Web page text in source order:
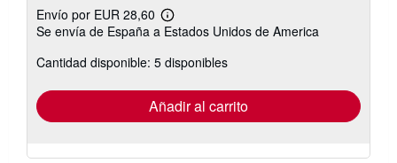
Envío por EUR 28,60
Más
información
las
tarifas
envío
Se envía de España a Estados Unidos de America
Cantidad disponible: 5 disponibles
Añadir al carrito